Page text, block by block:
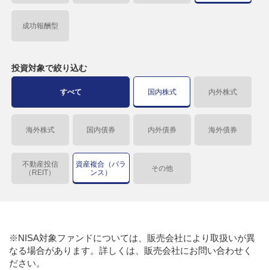
成功報酬型
投資対象で絞り込む
すべて 国内株式 内外株式
海外株式 国内債券 内外債券 海外債券
不動産投信
（REIT）
資産複合（バラ
ンス）
その他
※NISA対象ファンドについては、販売会社により取扱いが異
なる場合があります。詳しくは、販売会社にお問い合わせく
ださい。